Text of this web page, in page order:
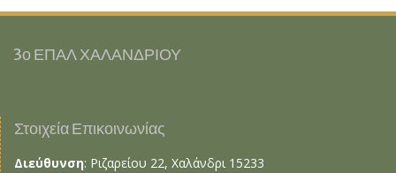
3ο ΕΠΑΛ ΧΑΛΑΝΔΡΙΟΥ
Στοιχεία Επικοινωνίας
Διεύθυνση: Ριζαρείου 22, Χαλάνδρι 15233